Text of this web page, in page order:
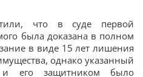
что в суде первой
была доказана в полном
в виде 15 лет лишения
однако указанный
и его защитником было